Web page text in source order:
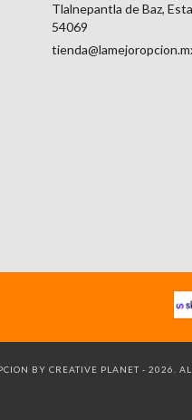
Tlalnepantla de Baz,
54069
BY CREATIVE PLANET - 2026.